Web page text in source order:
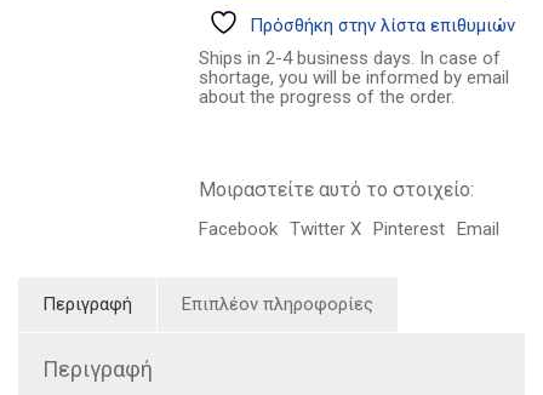
Πρόσθήκη στην λίστα επιθυμιών
Ships in 2-4 business days. In case of
shortage, you will be informed by email
about the progress of the order.
Μοιραστείτε αυτό το στοιχείο:
Facebook Twitter X Pinterest Email
Περιγραφή Επιπλέον πληροφορίες
Περιγραφή